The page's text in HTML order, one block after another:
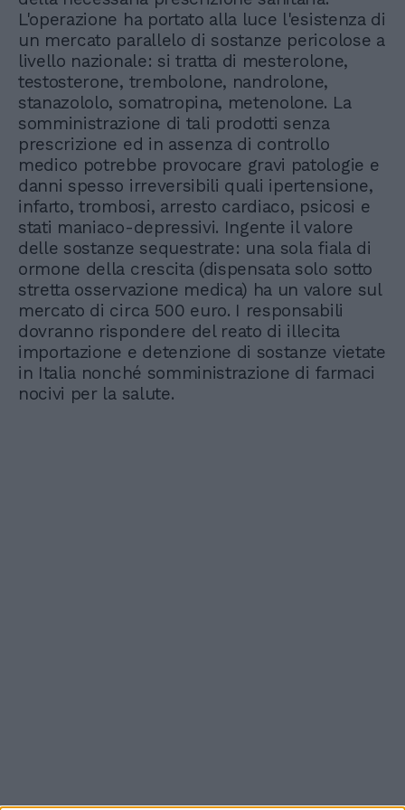
L'operazione ha portato alla luce l'esistenza di
un mercato parallelo di sostanze pericolose a
livello nazionale: si tratta di mesterolone,
testosterone, trembolone, nandrolone,
stanazololo, somatropina, metenolone. La
somministrazione di tali prodotti senza
prescrizione ed in assenza di controllo
medico potrebbe provocare gravi patologie e
danni spesso irreversibili quali ipertensione,
infarto, trombosi, arresto cardiaco, psicosi e
stati maniaco-depressivi. Ingente il valore
delle sostanze sequestrate: una sola fiala di
ormone della crescita (dispensata solo sotto
stretta osservazione medica) ha un valore sul
mercato di circa 500 euro. I responsabili
dovranno rispondere del reato di illecita
importazione e detenzione di sostanze vietate
in Italia nonché somministrazione di farmaci
nocivi per la salute.